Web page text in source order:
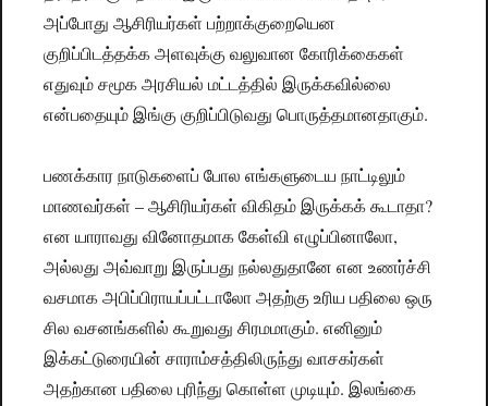
அப்போது ஆசிரியர்கள் பற்றாக்குறையென
குறிப்பிடத்தக்க அளவுக்கு வலுவான கோரிக்கைகள்
எதுவும் சமூக அரசியல் மட்டத்தில் இருக்கவில்லை
என்பதையும் இங்கு குறிப்பிடுவது பொருத்தமானதாகும்.
பணக்கார நாடுகளைப் போல எங்களுடைய நாட்டிலும்
மாணவர்கள் – ஆசிரியர்கள் விகிதம் இருக்கக் கூடாதா?
என யாராவது வினோதமாக கேள்வி எழுப்பினாலோ,
அல்லது அவ்வாறு இருப்பது நல்லதுதானே என உணர்ச்சி
வசமாக அபிப்பிராயப்பட்டாலோ அதற்கு உரிய பதிலை ஒரு
சில வசனங்களில் கூறுவது சிரமமாகும். எனினும்
இக்கட்டுரையின் சாராம்சத்திலிருந்து வாசகர்கள்
அதற்கான பதிலை புரிந்து கொள்ள முடியும். இலங்கை